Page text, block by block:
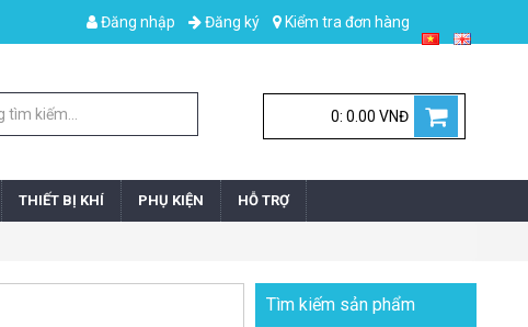
Kiểm tra đơn hàng
Đăng ký
Đăng nhập
0: 0.00 VNĐ
THIẾT BỊ KHÍ PHỤ KIỆN HỖ TRỢ
Tìm kiếm sản phẩm